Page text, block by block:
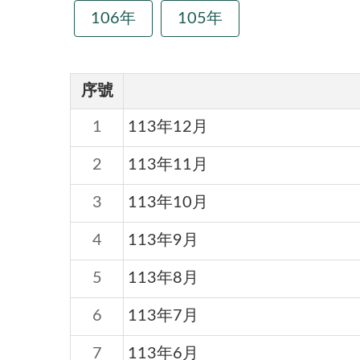
106年 105年
序號
1 113年12月
2 113年11月
3 113年10月
4 113年9月
5 113年8月
6 113年7月
7 113年6月